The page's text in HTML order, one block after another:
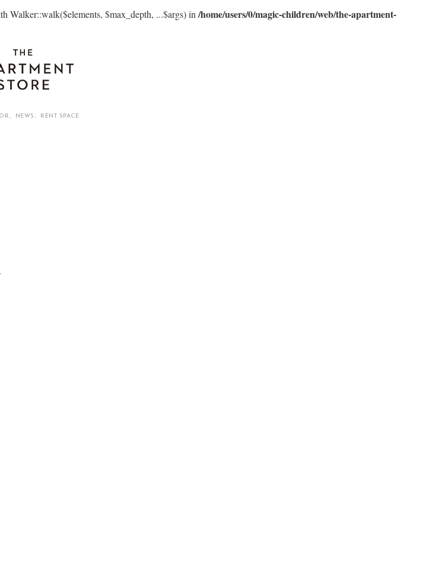
Walker::walk($elements, $max_depth, ...$args) in /home/users/0/magic-children/web/the-apartment-
、 NEWS 、 RENT SPACE